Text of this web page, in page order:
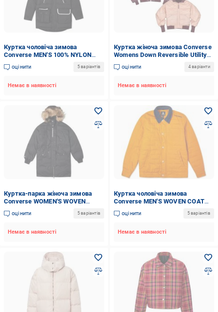
Куртка чоловіча зимова
Converse MEN'S 100% NYLON
WOVEN DOWN JACKET 10019988-
001 р.L чорна
оцінити 5 варіантів
Немає в наявності
Куртка жіноча зимова Converse
Womens Down Reversible Utility
Puffer 10019428-629 р.S бордова
оцінити 4 варіанти
Немає в наявності
Куртка-парка жіноча зимова
Converse WOMEN'S WOVEN
DOWN COAT 10019430-001 р.L
чорнаоцінити 5 варіантів
Немає в наявності
Куртка чоловіча зимова
Converse MEN'S WOVEN COAT
10019460-805 р.XL вохра
оцінити 5 варіантів
Немає в наявності